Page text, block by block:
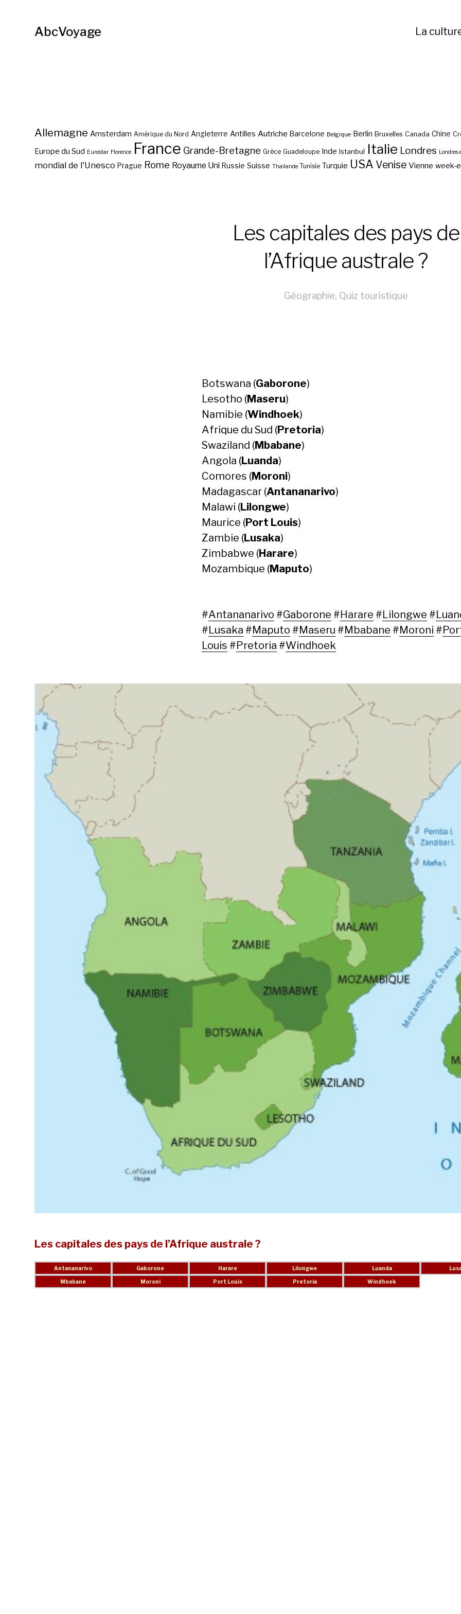
AbcVoyage La
Allemagne Amsterdam Amérique du Nord Angleterre Antilles Autriche Barcelone Belgique Berlin Bruxelles Canada Chine
Europe du Sud Eurostar Florence France Grande-Bretagne Grèce Guadeloupe Inde Istanbul Italie Londres Londres
mondial de l'Unesco Prague Rome Royaume Uni Russie Suisse Thaïlande Tunisie Turquie USA Venise Vienne week-
Les capitales des pays de
l’Afrique australe ?
Géographie, Quiz touristique
Botswana (Gaborone)
Lesotho (Maseru)
Namibie (Windhoek)
Afrique du Sud (Pretoria)
Swaziland (Mbabane)
Angola (Luanda)
Comores (Moroni)
Madagascar (Antananarivo)
Malawi (Lilongwe)
Maurice (Port Louis)
Zambie (Lusaka)
Zimbabwe (Harare)
Mozambique (Maputo)
#Antananarivo #Gaborone #Harare #Lilongwe #
#Lusaka #Maputo #Maseru #Mbabane #Moroni #
Louis #Pretoria #Windhoek
Les capitales des pays de l’Afrique australe ?